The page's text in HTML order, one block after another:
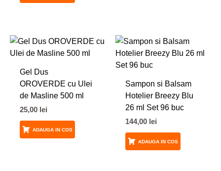
Gel Dus
OROVERDE cu Ulei
de Masline 500 ml
25,00 lei
ADAUGA IN COS
Sampon si Balsam
Hotelier Breezy Blu
26 ml Set 96 buc
144,00 lei
ADAUGA IN COS